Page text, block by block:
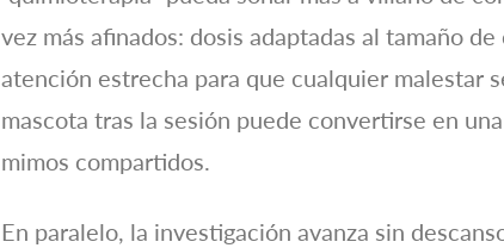
vez más afinados: dosis adaptadas al tamaño
atención estrecha para que cualquier malestar
mascota tras la sesión puede convertirse en
mimos compartidos.
En paralelo, la investigación avanza sin